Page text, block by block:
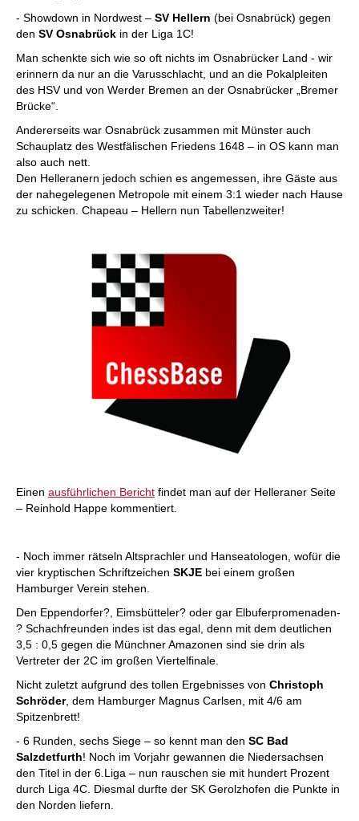
- Showdown in Nordwest – SV Hellern (bei Osnabrück) gegen
den SV Osnabrück in der Liga 1C!
Man schenkte sich wie so oft nichts im Osnabrücker Land - wir
erinnern da nur an die Varusschlacht, und an die Pokalpleiten
des HSV und von Werder Bremen an der Osnabrücker „Bremer
Brücke“.
Andererseits war Osnabrück zusammen mit Münster auch
Schauplatz des Westfälischen Friedens 1648 – in OS kann man
also auch nett.
Den Helleranern jedoch schien es angemessen, ihre Gäste aus
der nahegelegenen Metropole mit einem 3:1 wieder nach Hause
zu schicken. Chapeau – Hellern nun Tabellenzweiter!
Einen ausführlichen Bericht findet man auf der Helleraner Seite
– Reinhold Happe kommentiert.
- Noch immer rätseln Altsprachler und Hanseatologen, wofür die
vier kryptischen Schriftzeichen SKJE bei einem großen
Hamburger Verein stehen.
Den Eppendorfer?, Eimsbütteler? oder gar Elbuferpromenaden-
? Schachfreunden indes ist das egal, denn mit dem deutlichen
3,5 : 0,5 gegen die Münchner Amazonen sind sie drin als
Vertreter der 2C im großen Viertelfinale.
Nicht zuletzt aufgrund des tollen Ergebnisses von Christoph
Schröder, dem Hamburger Magnus Carlsen, mit 4/6 am
Spitzenbrett!
- 6 Runden, sechs Siege – so kennt man den SC Bad
Salzdetfurth! Noch im Vorjahr gewannen die Niedersachsen
den Titel in der 6.Liga – nun rauschen sie mit hundert Prozent
durch Liga 4C. Diesmal durfte der SK Gerolzhofen die Punkte in
den Norden liefern.